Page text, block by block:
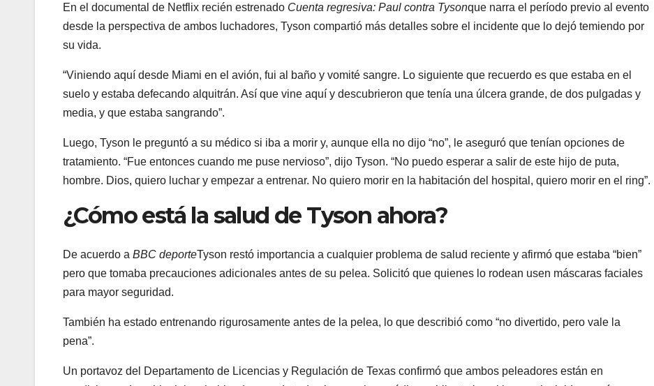
En el documental de Netflix recién estrenado Cuenta regresiva: Paul contra Tysonque narra el período previo al evento
desde la perspectiva de ambos luchadores, Tyson compartió más detalles sobre el incidente que lo dejó temiendo por
su vida.
“Viniendo aquí desde Miami en el avión, fui al baño y vomité sangre. Lo siguiente que recuerdo es que estaba en el
suelo y estaba defecando alquitrán. Así que vine aquí y descubrieron que tenía una úlcera grande, de dos pulgadas y
media, y que estaba sangrando”.
Luego, Tyson le preguntó a su médico si iba a morir y, aunque ella no dijo “no”, le aseguró que tenían opciones de
tratamiento. “Fue entonces cuando me puse nervioso”, dijo Tyson. “No puedo esperar a salir de este hijo de puta,
hombre. Dios, quiero luchar y empezar a entrenar. No quiero morir en la habitación del hospital, quiero morir en el ring”.
¿Cómo está la salud de Tyson ahora?
De acuerdo a BBC deporteTyson restó importancia a cualquier problema de salud reciente y afirmó que estaba “bien”
pero que tomaba precauciones adicionales antes de su pelea. Solicitó que quienes lo rodean usen máscaras faciales
para mayor seguridad.
También ha estado entrenando rigurosamente antes de la pelea, lo que describió como “no divertido, pero vale la
pena”.
Un portavoz del Departamento de Licencias y Regulación de Texas confirmó que ambos peleadores están en